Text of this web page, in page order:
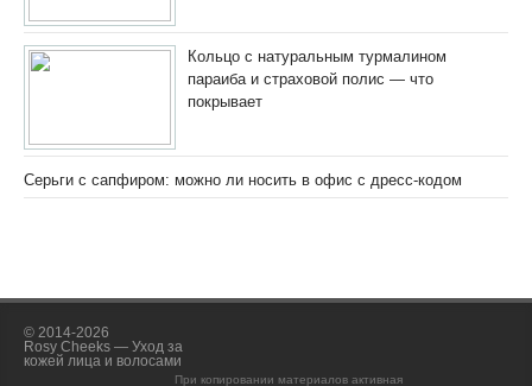
Кольцо с натуральным турмалином
параиба и страховой полис — что
покрывает
Серьги с сапфиром: можно ли носить в офис с дресс-кодом
© 2014-2026
Rosy Cheeks — Уход за
кожей лица и волосами
При копировании материалов активная